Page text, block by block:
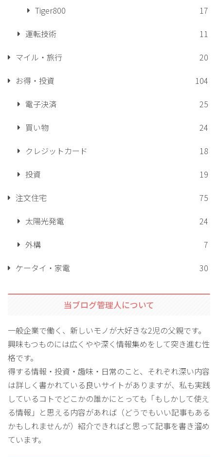
Tiger800
17
運転技術
11
マイル・旅行
20
お得・投資
104
電子決済
25
買い物
24
クレジットカード
18
投資
19
注文住宅
75
太陽光発電
24
外構
7
ケータイ・家電
30
当ブログ管理人について
一般企業で働く、新しいモノが大好きな2児の父親です。
興味もつものには広くやや深く情報集めをして突き進む性
格です。
得する情報・投資・趣味・日常のこと、それぞれ深い内容
は詳しく書かれている良いサイトがありますが、私も実践
しているコトでどこかの誰かにとっても「もしかして使え
る情報」と思える内容があれば（どうでもいい記事もある
かもしれませんが）紹介できればと思って記事を書き溜め
ています。